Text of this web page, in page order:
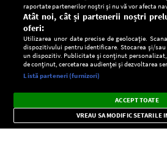
Setări:
Dark
Mode
Radio live, podcasturi, știri și alerte
importante.
raportate partenerilor noștri și nu vă vor afecta
Atât noi, cât și partenerii noștri
oferi:
Utilizarea unor date precise de geolocație.
dispozitivului pentru identificare. Stocarea și/
un dispozitiv. Publicitate și conținut
de conținut, cercetarea audienței și dezvoltarea
Listă parteneri (furnizori)
ACCEPT TOATE
VREAU SA MODIFIC SETARILE